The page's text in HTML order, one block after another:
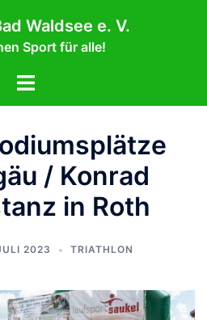
Waldsee e. V.
Sport für alle!
Menü
/ Konrad
in Roth
2023 TRIATHLON